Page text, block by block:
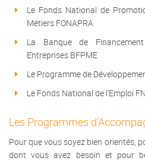
Le Fonds National de
Métiers FONAPRA
La Banque de
Entreprises BFPME
Le Programme de
Le Fonds National de l’Emploi
Les Programmes
Pour que vous soyez bien orientés,
dont vous avez besoin et pour